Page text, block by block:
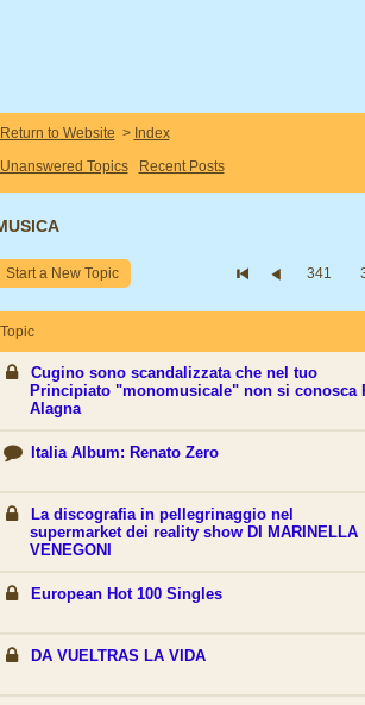
Return to Website > Index
Unanswered Topics
Recent Posts
Start a New Topic 341
Topic
Cugino sono scandalizzata che nel tuo
Principiato "monomusicale" non si conosca
Alagna
Italia Album: Renato Zero
La discografia in pellegrinaggio nel
supermarket dei reality show DI MARINELLA
VENEGONI
European Hot 100 Singles
DA VUELTRAS LA VIDA